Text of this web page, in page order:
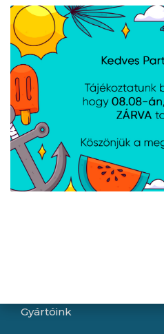
Lenovo 15,6" Casual
Toploader T210 - Black
Gyártóink